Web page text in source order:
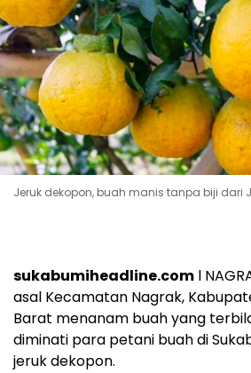
Jeruk dekopon, buah manis tanpa biji dari
sukabumiheadline.com l
asal Kecamatan Nagrak,
Barat menanam buah yang
diminati para petani buah di
jeruk dekopon.